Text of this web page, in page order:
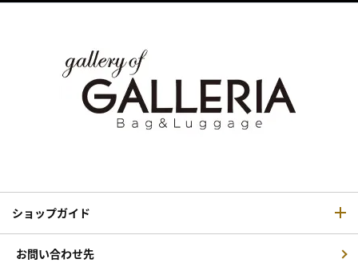
ショップガイド
お問い合わせ先